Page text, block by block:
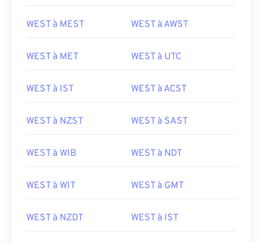
WEST à MEST WEST à AWST
WEST à MET WEST à UTC
WEST à IST WEST à ACST
WEST à NZST WEST à SAST
WEST à WIB WEST à NDT
WEST à WIT WEST à GMT
WEST à NZDT WEST à IST